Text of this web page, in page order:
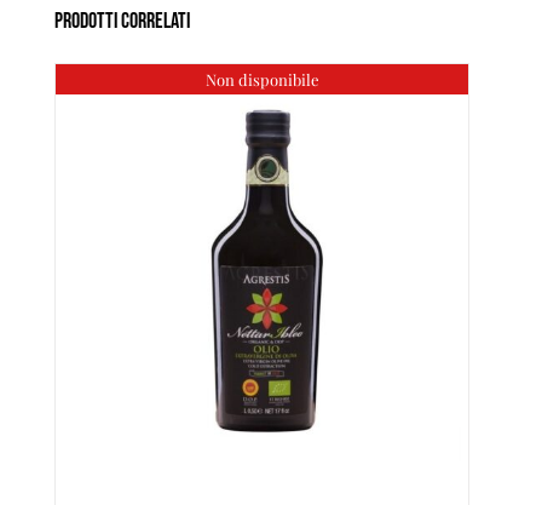
Prodotti correlati
Non disponibile